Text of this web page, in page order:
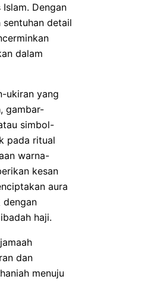
Dengan
detail
dalam
ukiran yang
gambar-
simbol-
pada ritual
warna-
kesan
aura
dengan
haji.
dan
menuju